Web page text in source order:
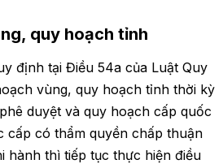
quy hoạch tỉnh
định tại Điều 54a của Luật Quy
vùng, quy hoạch tỉnh thời kỳ
duyệt và quy hoạch cấp quốc
cấp có thẩm quyền chấp thuận
hành thì tiếp tục thực hiện điều